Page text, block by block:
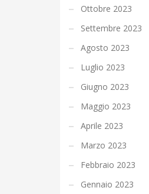
Ottobre 2023
Settembre 2023
Agosto 2023
Luglio 2023
Giugno 2023
Maggio 2023
Aprile 2023
Marzo 2023
Febbraio 2023
Gennaio 2023